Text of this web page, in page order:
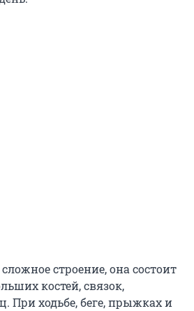
строение, она состоит
костей, связок,
ходьбе, беге, прыжках и